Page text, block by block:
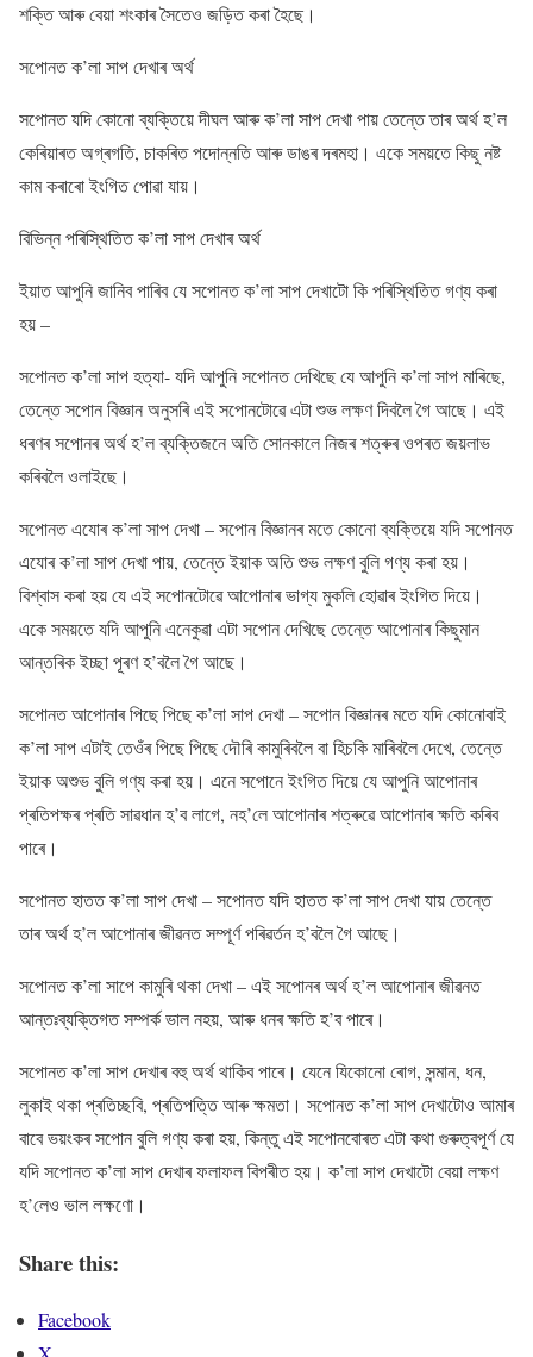
শক্তি আৰু বেয়া শংকাৰ সৈতেও জড়িত কৰা হৈছে।
সপোনত ক’লা সাপ দেখাৰ অৰ্থ
সপোনত যদি কোনো ব্যক্তিয়ে দীঘল আৰু ক’লা সাপ দেখা পায় তেন্তে তাৰ অৰ্থ হ’ল
কেৰিয়াৰত অগ্ৰগতি, চাকৰিত পদোন্নতি আৰু ডাঙৰ দৰমহা। একে সময়তে কিছু নষ্ট
কাম কৰাৰো ইংগিত পোৱা যায়।
বিভিন্ন পৰিস্থিতিত ক’লা সাপ দেখাৰ অৰ্থ
ইয়াত আপুনি জানিব পাৰিব যে সপোনত ক’লা সাপ দেখাটো কি পৰিস্থিতিত গণ্য কৰা
হয় –
সপোনত ক’লা সাপ হত্যা- যদি আপুনি সপোনত দেখিছে যে আপুনি ক’লা সাপ মাৰিছে,
তেন্তে সপোন বিজ্ঞান অনুসৰি এই সপোনটোৱে এটা শুভ লক্ষণ দিবলৈ গৈ আছে। এই
ধৰণৰ সপোনৰ অৰ্থ হ’ল ব্যক্তিজনে অতি সোনকালে নিজৰ শত্ৰুৰ ওপৰত জয়লাভ
কৰিবলৈ ওলাইছে।
সপোনত এযোৰ ক’লা সাপ দেখা – সপোন বিজ্ঞানৰ মতে কোনো ব্যক্তিয়ে যদি সপোনত
এযোৰ ক’লা সাপ দেখা পায়, তেন্তে ইয়াক অতি শুভ লক্ষণ বুলি গণ্য কৰা হয়।
বিশ্বাস কৰা হয় যে এই সপোনটোৱে আপোনাৰ ভাগ্য মুকলি হোৱাৰ ইংগিত দিয়ে।
একে সময়তে যদি আপুনি এনেকুৱা এটা সপোন দেখিছে তেন্তে আপোনাৰ কিছুমান
আন্তৰিক ইচ্ছা পূৰণ হ’বলৈ গৈ আছে।
সপোনত আপোনাৰ পিছে পিছে ক’লা সাপ দেখা – সপোন বিজ্ঞানৰ মতে যদি কোনোবাই
ক’লা সাপ এটাই তেওঁৰ পিছে পিছে দৌৰি কামুৰিবলৈ বা হিচকি মাৰিবলৈ দেখে, তেন্তে
ইয়াক অশুভ বুলি গণ্য কৰা হয়। এনে সপোনে ইংগিত দিয়ে যে আপুনি আপোনাৰ
প্ৰতিপক্ষৰ প্ৰতি সাৱধান হ’ব লাগে, নহ’লে আপোনাৰ শত্ৰুৱে আপোনাৰ ক্ষতি কৰিব
পাৰে।
সপোনত হাতত ক’লা সাপ দেখা – সপোনত যদি হাতত ক’লা সাপ দেখা যায় তেন্তে
তাৰ অৰ্থ হ’ল আপোনাৰ জীৱনত সম্পূৰ্ণ পৰিৱৰ্তন হ’বলৈ গৈ আছে।
সপোনত ক’লা সাপে কামুৰি থকা দেখা – এই সপোনৰ অৰ্থ হ’ল আপোনাৰ জীৱনত
আন্তঃব্যক্তিগত সম্পৰ্ক ভাল নহয়, আৰু ধনৰ ক্ষতি হ’ব পাৰে।
সপোনত ক’লা সাপ দেখাৰ বহু অৰ্থ থাকিব পাৰে। যেনে যিকোনো ৰোগ, সন্মান, ধন,
লুকাই থকা প্ৰতিচ্ছবি, প্ৰতিপত্তি আৰু ক্ষমতা। সপোনত ক’লা সাপ দেখাটোও আমাৰ
বাবে ভয়ংকৰ সপোন বুলি গণ্য কৰা হয়, কিন্তু এই সপোনবোৰত এটা কথা গুৰুত্বপূৰ্ণ যে
যদি সপোনত ক’লা সাপ দেখাৰ ফলাফল বিপৰীত হয়। ক’লা সাপ দেখাটো বেয়া লক্ষণ
হ’লেও ভাল লক্ষণো।
Share this:
Facebook